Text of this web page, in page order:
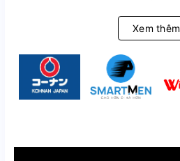
Xem thêm